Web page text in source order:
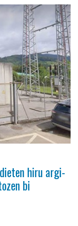
hiru argi-
bi